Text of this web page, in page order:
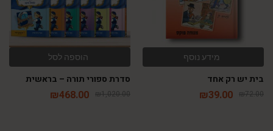
מידע נוסף
בית יש רק אחד
₪72.00
₪39.00
הוספה לסל
סדרת ספורי תורה – בראשית
₪1,020.00
₪468.00